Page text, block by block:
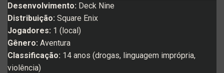
Desenvolvimento: Deck Nine
Distribuição: Square Enix
Jogadores: 1 (local)
Gênero: Aventura
Classificação: 14 anos (drogas, linguagem imprópria,
violência)